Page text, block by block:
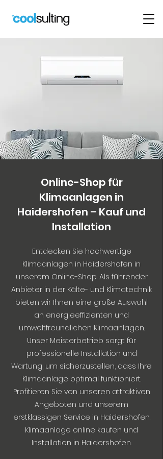
Online-Shop für
Klimaanlagen in
Haidershofen – Kauf und
Installation
Entdecken Sie hochwertige
Klimaanlagen in Haidershofen in
unserem Online-Shop. Als führender
Anbieter in der Kälte- und Klimatechnik
bieten wir Ihnen eine große Auswahl
an energieeffizienten und
umweltfreundlichen Klimaanlagen.
Unser Meisterbetrieb sorgt für
professionelle Installation und
Wartung, um sicherzustellen, dass Ihre
Klimaanlage optimal funktioniert.
Profitieren Sie von unseren attraktiven
Angeboten und unserem
erstklassigen Service in Haidershofen.
Klimaanlage online kaufen und
Installation in Haidershofen.